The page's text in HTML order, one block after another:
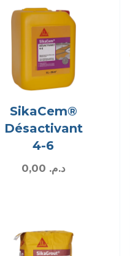
SikaCem®
Désactivant
4-6
د.م.